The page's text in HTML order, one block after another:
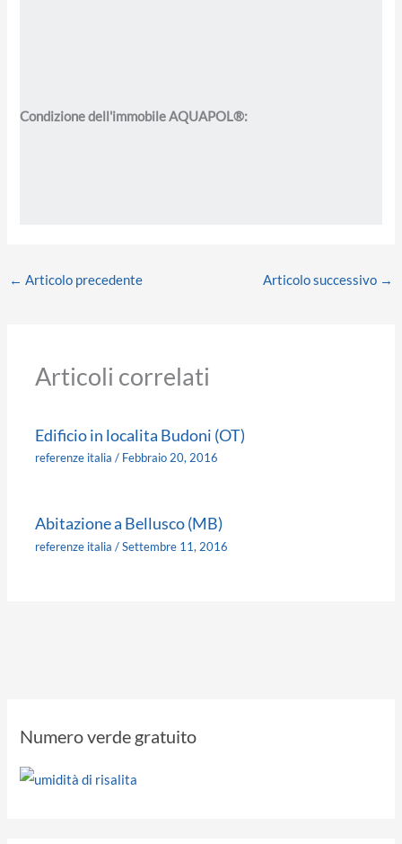
Condizione dell'immobile AQUAPOL®:
← Articolo precedente Articolo successivo →
Articoli correlati
Edificio in localita Budoni (OT)
referenze italia / Febbraio 20, 2016
Abitazione a Bellusco (MB)
referenze italia /Settembre 11, 2016
Numero verde gratuito